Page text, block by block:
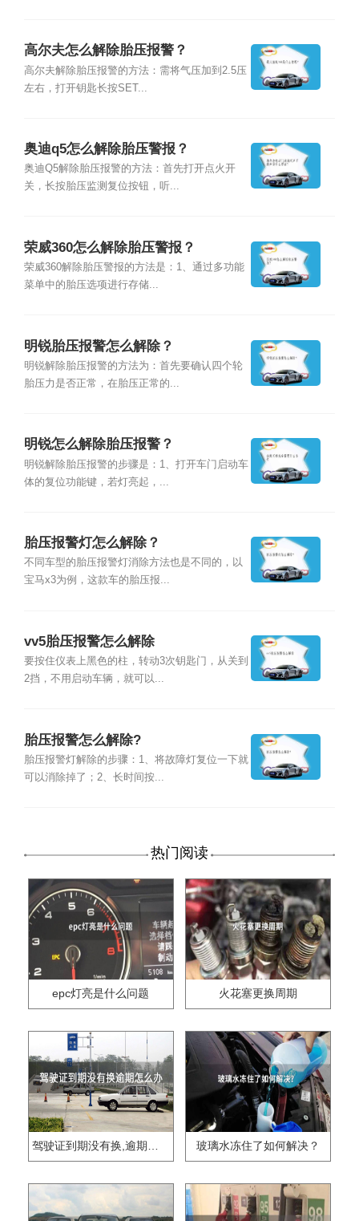
高尔夫怎么解除胎压报警？
高尔夫解除胎压报警的方法：需将气压加到2.5压
左右，打开钥匙长按SET...
奥迪q5怎么解除胎压警报？
奥迪Q5解除胎压报警的方法：首先打开点火开
关，长按胎压监测复位按钮，听...
荣威360怎么解除胎压警报？
荣威360解除胎压警报的方法是：1、通过多功能
菜单中的胎压选项进行存储...
明锐胎压报警怎么解除？
明锐解除胎压报警的方法为：首先要确认四个轮
胎压力是否正常，在胎压正常的...
明锐怎么解除胎压报警？
明锐解除胎压报警的步骤是：1、打开车门启动车
体的复位功能键，若灯亮起，...
胎压报警灯怎么解除？
不同车型的胎压报警灯消除方法也是不同的，以
宝马x3为例，这款车的胎压报...
vv5胎压报警怎么解除
要按住仪表上黑色的柱，转动3次钥匙门，从关到
2挡，不用启动车辆，就可以...
胎压报警怎么解除?
胎压报警灯解除的步骤：1、将故障灯复位一下就
可以消除掉了；2、长时间按...
热门阅读
epc灯亮是什么问题 火花塞更换周期
驾驶证到期没有换,逾期怎么办?? 玻璃水冻住了如何解决？